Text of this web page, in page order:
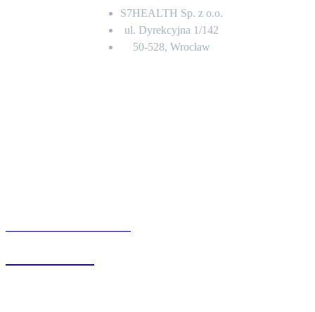
S7HEALTH Sp. z o.o.
ul. Dyrekcyjna 1/142
50-528, Wrocław